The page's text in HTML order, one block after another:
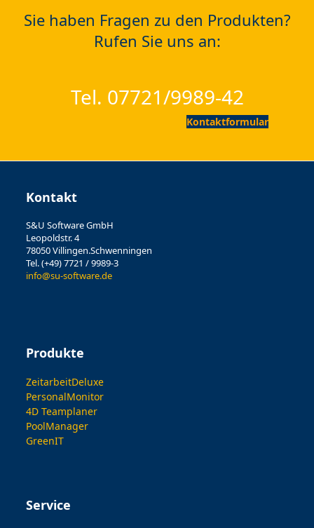
Sie haben Fragen zu den Produkten?
Rufen Sie uns an:
Tel. 07721/9989-42
Kontaktformular
Kontakt
S&U Software GmbH
Leopoldstr. 4
78050 Villingen.Schwenningen
Tel. (+49) 7721 / 9989-3
info@su-software.de
Produkte
ZeitarbeitDeluxe
PersonalMonitor
4D Teamplaner
PoolManager
GreenIT
Service